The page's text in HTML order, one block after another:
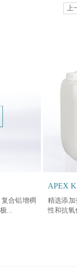
上
合铝增稠
...
APEX
精选添
性和抗氧